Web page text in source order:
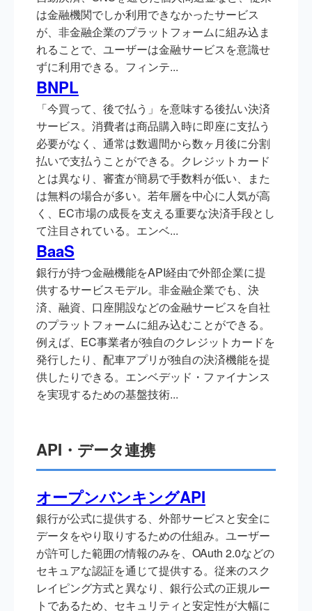
は金融機関でしか利用できなかったサービス
が、非金融企業のプラットフォームに組み込ま
れることで、ユーザーは金融サービスを意識せ
ずに利用できる。フィンテ...
BNPL
「今買って、後で払う」を意味する後払い決済
サービス。消費者は商品購入時に即座に支払う
必要がなく、通常は数週間から数ヶ月後に分割
払いで支払うことができる。クレジットカード
とは異なり、審査が簡易で手数料が低い、また
は無料の場合が多い。若年層を中心に人気が高
く、EC市場の成長を支える重要な決済手段とし
て注目されている。エンベ...
BaaS
銀行が持つ金融機能をAPI経由で外部企業に提
供するサービスモデル。非金融企業でも、決
済、融資、口座開設などの金融サービスを自社
のプラットフォームに組み込むことができる。
例えば、EC事業者が独自のクレジットカードを
発行したり、配車アプリが独自の決済機能を提
供したりできる。エンベデッド・ファイナンス
を実現するための基盤技術...
API・データ連携
オープンバンキングAPI
銀行が公式に提供する、外部サービスと安全に
データをやり取りするための仕組み。ユーザー
が許可した範囲の情報のみを、OAuth 2.0などの
セキュアな認証を通じて提供する。従来のスク
レイピング方式と異なり、銀行公式の正規ルー
トであるため、セキュリティと安定性が大幅に